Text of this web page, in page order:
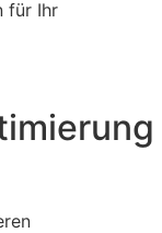
für Ihr